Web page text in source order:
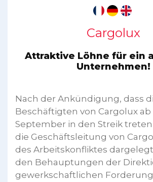
Cargolux
Attraktive Löhne für ein
Unternehmen!
Nach der Ankündigung, dass
Beschäftigten von Cargolux ab
September in den Streik
die Geschäftsleitung von
des Arbeitskonfliktes
den Behauptungen der
gewerkschaftlichen